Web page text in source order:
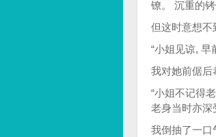
镣。 沉重的
但这时意想不
“小姐见谅, 早
我对她前倨后
“小姐不记得
老身当时亦深
我倒抽了一口